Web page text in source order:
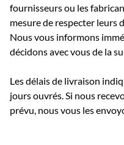
fournisseurs ou les
mesure de respecter leurs
Nous vous informons
décidons avec vous de la
Les délais de livraison
jours ouvrés. Si nous
prévu, nous vous les